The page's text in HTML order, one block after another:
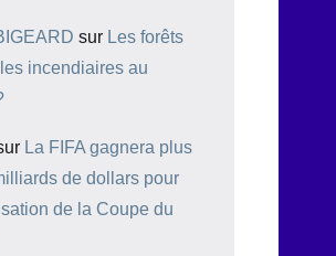
sur Les forêts
incendiaires au
La FIFA gagnera plus
de dollars pour
de la Coupe du